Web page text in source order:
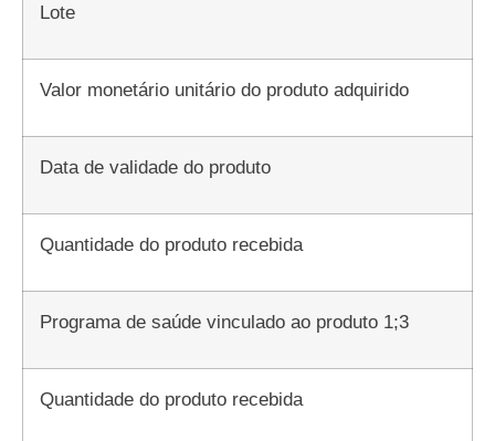
Lote
Valor monetário unitário do produto adquirido
Data de validade do produto
Quantidade do produto recebida
Programa de saúde vinculado ao produto 1;3
Quantidade do produto recebida